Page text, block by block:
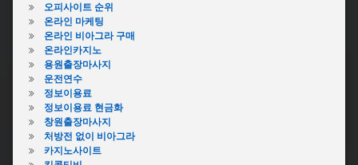
오피사이트 순위
온라인 마케팅
온라인 비아그라 구매
온라인카지노
용원출장마사지
운전연수
정보이용료
정보이용료 현금화
창원출장마사지
처방전 없이 비아그라
카지노사이트